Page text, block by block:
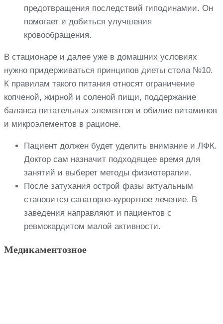
предотвращения последствий гиподинамии. Он
помогает и добиться улучшения
кровообращения.
В стационаре и далее уже в домашних условиях
нужно придерживаться принципов диеты стола №10.
К правилам такого питания относят ограничение
копченой, жирной и соленой пищи, поддержание
баланса питательных элементов и обилие витаминов
и микроэлементов в рационе.
Пациент должен будет уделить внимание и ЛФК.
Доктор сам назначит подходящее время для
занятий и выберет методы физиотерапии.
После затухания острой фазы актуальным
становится санаторно-курортное лечение. В
заведения направляют и пациентов с
ревмокардитом малой активности.
Медикаментозное